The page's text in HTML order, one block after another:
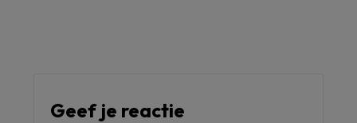
Geef je reactie